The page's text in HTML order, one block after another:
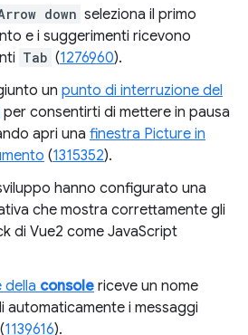
down seleziona il primo
e i suggerimenti ricevono
Tab (1276960).
un punto di interruzione del
per consentirti di mettere in pausa
apri una finestra Picture in
(1315352).
hanno configurato una
che mostra correttamente gli
di Vue2 come JavaScript
della console riceve un nome
automaticamente i messaggi
1139616).